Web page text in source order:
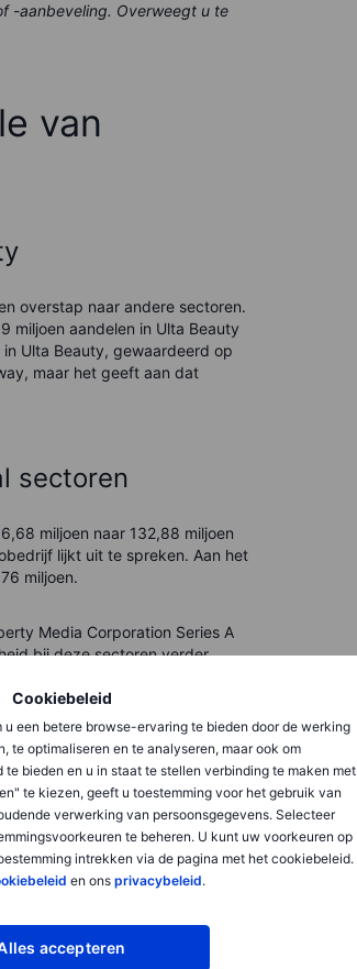
Cookiebeleid
een betere browse-ervaring te bieden door de werking
te optimaliseren en te analyseren, maar ook om
bieden en u in staat te stellen verbinding te maken met
te kiezen, geeft u toestemming voor het gebruik van
verwerking van persoonsgegevens. Selecteer
te beheren. U kunt uw voorkeuren op
intrekken via de pagina met het cookiebeleid.
en ons privacybeleid.
accepteren
-aanbeveling. Overweegt u te
van
overstap naar andere sectoren.
miljoen aandelen in Ulta Beauty
Ulta Beauty, gewaardeerd op
maar het geeft aan dat
sectoren
miljoen naar 132,88 miljoen
lijkt uit te spreken. Aan het
miljoen.
Media Corporation Series A
bij deze sectoren verder
Hij handhaaft nog
Coca-Cola (KO), Kraft Heinz
Deze consistente holdings
om op termijn waarde te